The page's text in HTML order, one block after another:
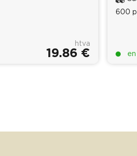
htva
19.86 €
600